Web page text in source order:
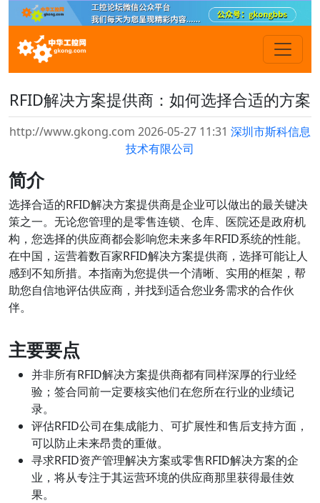
RFID解决方案提供商：如何选择合适的方案
http://www.gkong.com 2026-05-27 11:31 深圳市斯科信息
技术有限公司
简介
选择合适的RFID解决方案提供商是企业可以做出的最关键决
策之一。无论您管理的是零售连锁、仓库、医院还是政府机
构，您选择的供应商都会影响您未来多年RFID系统的性能。
在中国，运营着数百家RFID解决方案提供商，选择可能让人
感到不知所措。本指南为您提供一个清晰、实用的框架，帮
助您自信地评估供应商，并找到适合您业务需求的合作伙
伴。
主要要点
并非所有RFID解决方案提供商都有同样深厚的行业经
验；签合同前一定要核实他们在您所在行业的业绩记
录。
评估RFID公司在集成能力、可扩展性和售后支持方面，
可以防止未来昂贵的重做。
寻求RFID资产管理解决方案或零售RFID解决方案的企
业，将从专注于其运营环境的供应商那里获得最佳效
果。